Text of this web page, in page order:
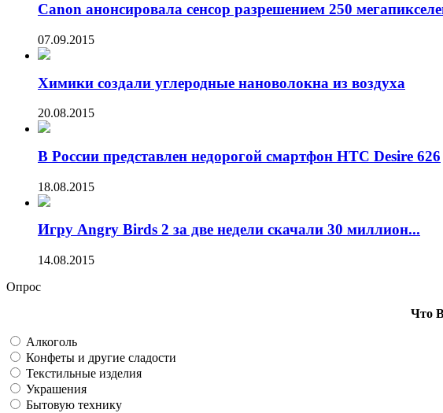
Canon анонсировала сенсор разрешением 250
07.09.2015
Химики создали углеродные нановолокна из воздуха
20.08.2015
В России представлен недорогой смартфон HTC Desire 626
18.08.2015
Игру Angry Birds 2 за две недели скачали 30 миллион...
14.08.2015
Опрос
Что
Алкоголь
Конфеты и другие сладости
Текстильные изделия
Украшения
Бытовую технику